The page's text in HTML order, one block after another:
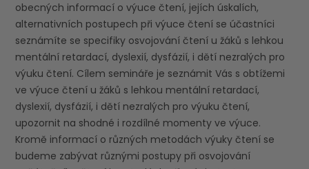
obecných informací o výuce čtení, jejích úskalích,
alternativních postupech při výuce čtení se účastníci
seznámíte se specifiky osvojování čtení u žáků s lehkou
mentální retardací, dyslexií, dysfázií, i dětí nezralých pro
výuku čtení. Cílem semináře je seznámit Vás s obtížemi
ve výuce čtení u žáků s lehkou mentální retardací,
dyslexií, dysfázií, i dětí nezralých pro výuku čtení,
upozornit na shodné i rozdílné momenty ve výuce.
Kromě informací o různých metodách výuky čtení se
budeme zabývat různými postupy při osvojování